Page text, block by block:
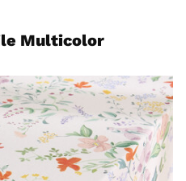
Multicolor